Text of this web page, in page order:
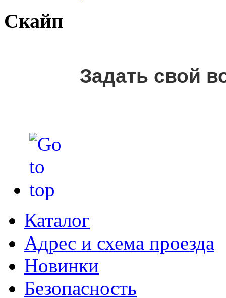
Скайп
Задать свой
Каталог
Адрес и схема проезда
Новинки
Безопасность